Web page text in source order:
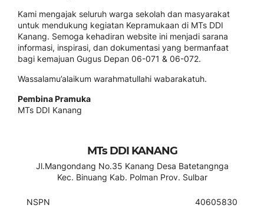
Kami mengajak seluruh warga sekolah dan masyarakat
untuk mendukung kegiatan Kepramukaan di MTs DDI
Kanang. Semoga kehadiran website ini menjadi sarana
informasi, inspirasi, dan dokumentasi yang bermanfaat
bagi kemajuan Gugus Depan 06-071 & 06-072.
Wassalamu’alaikum warahmatullahi wabarakatuh.
Pembina Pramuka
MTs DDI Kanang
MTs DDI KANANG
Jl.Mangondang No.35 Kanang Desa Batetangnga
Kec. Binuang Kab. Polman Prov. Sulbar
NSPN 40605830